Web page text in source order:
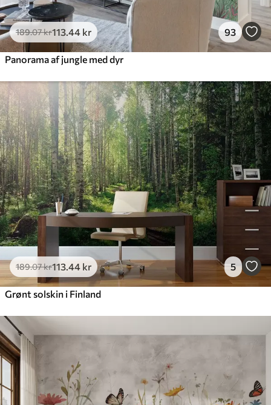
189.07kr113 .44 kr 93
Panorama af jungle med dyr
189.07kr113 .44 kr 5
Grønt solskin i Finland